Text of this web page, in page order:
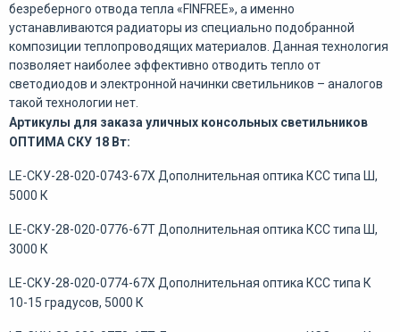
безреберного отвода тепла «FINFREE», а именно
устанавливаются радиаторы из специально подобранной
композиции теплопроводящих материалов. Данная технология
позволяет наиболее эффективно отводить тепло от
светодиодов и электронной начинки светильников – аналогов
такой технологии нет.
Артикулы для заказа уличных консольных светильников
ОПТИМА СКУ 18 Вт:
LE-СКУ-28-020-0743-67Х Дополнительная оптика КСС типа Ш,
5000 К
LE-СКУ-28-020-0776-67Т Дополнительная оптика КСС типа Ш,
3000 К
LE-СКУ-28-020-0774-67Х Дополнительная оптика КСС типа К
10-15 градусов, 5000 К